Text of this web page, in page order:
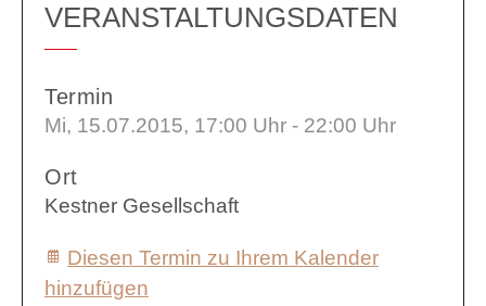
VERANSTALTUNGSDATEN
Termin
Mi, 15.07.2015, 17:00 Uhr - 22:00 Uhr
Ort
Kestner Gesellschaft
Diesen Termin zu Ihrem Kalender
hinzufügen